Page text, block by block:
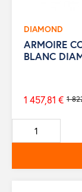
DIAMOND
ARMOIRE
BLANC
Prix
de
base
1
1 457,81 €